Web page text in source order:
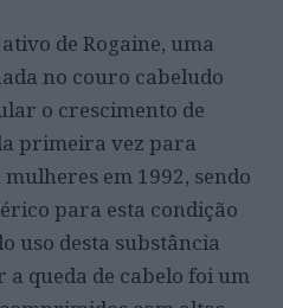
de Rogaine, uma
no couro cabeludo
o crescimento de
primeira vez para
em 1992, sendo
para esta condição
uso desta substância
queda de cabelo foi um